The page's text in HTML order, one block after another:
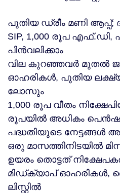
പുതിയ ഡ്രീം മണി
SIP, 1,000 രൂപ
പിൻവലിക്കാം
വില കുറഞ്ഞവര്‍ മുതല്‍
ഓഹരികള്‍, പുതിയ
ലോസും
1,000 രൂപ വീതം
രൂപയില്‍ അധികം
പദ്ധതിയുടെ നേട്ടങ്ങള്‍
ഒരു മാസത്തിനിടയിൽ
ഉയരം തൊട്ടത്
മിഡ്ക്യാപ് ഓഹരികൾ,
ലിസ്റ്റിൽ